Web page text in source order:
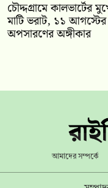
চৌদ্দগ্রামে কালভার্টের
মাটি ভরাট, ১১ আগস্টের
অপসারণের অঙ্গীকার
আমাদের সম্পর্কে